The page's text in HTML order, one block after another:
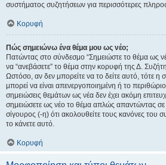
συστήματος συζητήσεων για περισσότερες
Κορυφή
Πώς σημειώνω ένα θέμα μου ως νέο;
Πατώντας στο σύνδεσμο “Σημειώστε το θέμα ως
να “ανεβάσετε” το θέμα στην κορυφή της Δ.
Ωστόσο, αν δεν μπορείτε να το δείτε αυτό, τότε
μπορεί να είναι απενεργοποιημένη ή το
σημειώσεις θεμάτων ως νέα δεν έχει ακόμη
σημειώσετε ως νέο το θέμα απλώς απαντώντας
σίγουρος (-η) ότι ακολουθείτε τους κανόνες του
το κάνετε αυτό.
Κορυφή